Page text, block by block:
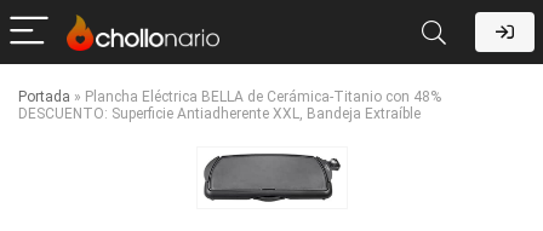
Portada » Plancha Eléctrica BELLA de Cerámica-Titanio con 48%
DESCUENTO: Superficie Antiadherente XXL, Bandeja Extraíble